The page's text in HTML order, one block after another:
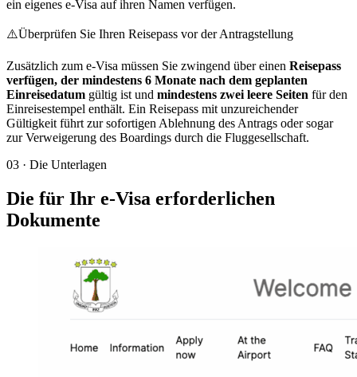
ein eigenes e-Visa auf ihren Namen verfügen.
⚠️Überprüfen Sie Ihren Reisepass vor der Antragstellung
Zusätzlich zum e-Visa müssen Sie zwingend über einen Reisepass
verfügen, der mindestens 6 Monate nach dem geplanten
Einreisedatum gültig ist und mindestens zwei leere Seiten für den
Einreisestempel enthält. Ein Reisepass mit unzureichender
Gültigkeit führt zur sofortigen Ablehnung des Antrags oder sogar
zur Verweigerung des Boardings durch die Fluggesellschaft.
03 · Die Unterlagen
Die für Ihr e-Visa erforderlichen
Dokumente